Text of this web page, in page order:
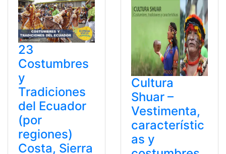
23
Costumbres
y
Tradiciones
del Ecuador
(por
regiones)
Costa, Sierra
Cultura
Shuar –
Vestimenta,
característic
as y